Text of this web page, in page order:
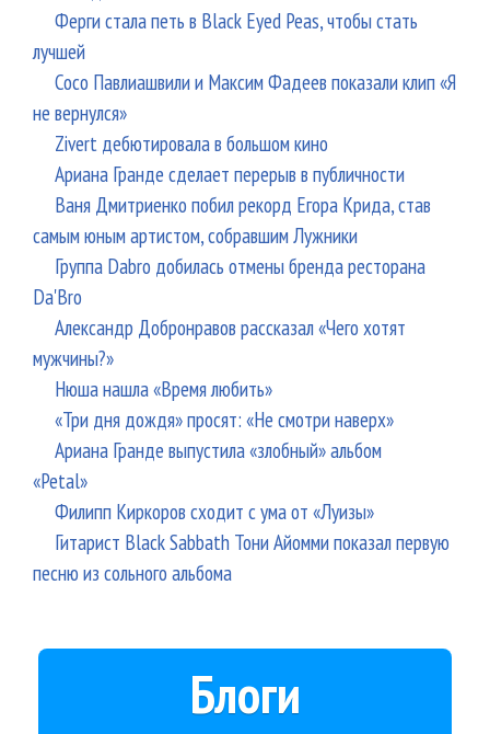
Ферги стала петь в Black Eyed Peas, чтобы стать
лучшей
Сосо Павлиашвили и Максим Фадеев показали клип «Я
не вернулся»
Zivert дебютировала в большом кино
Ариана Гранде сделает перерыв в публичности
Ваня Дмитриенко побил рекорд Егора Крида, став
самым юным артистом, собравшим Лужники
Группа Dabro добилась отмены бренда ресторана
Da'Bro
Александр Добронравов рассказал «Чего хотят
мужчины?»
Нюша нашла «Время любить»
«Три дня дождя» просят: «Не смотри наверх»
Ариана Гранде выпустила «злобный» альбом
«Petal»
Филипп Киркоров сходит с ума от «Луизы»
Гитарист Black Sabbath Тони Айомми показал первую
песню из сольного альбома
Блоги